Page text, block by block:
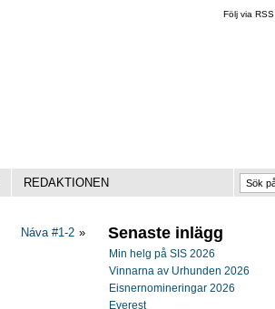
Följ via RSS
REDAKTIONEN
Náva #1-2 » Senaste inlägg
Min helg på SIS 2026
Vinnarna av Urhunden 2026
Eisnernomineringar 2026
Everest